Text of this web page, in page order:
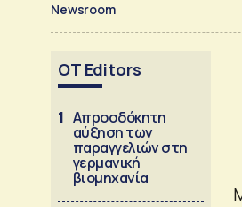
Newsroom
OT Editors
1 Απροσδόκητη
αύξηση των
παραγγελιών στη
γερμανική
βιομηχανία